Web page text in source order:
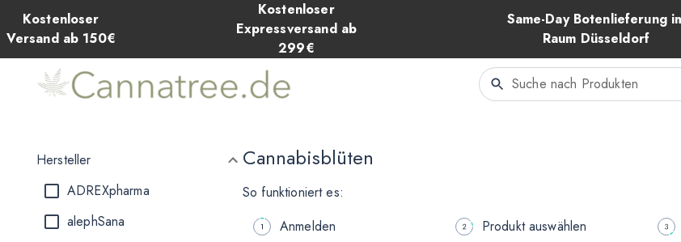
Kostenloser
Versand ab 150€
Kostenloser
Expressversand ab
299€
Same-Day Botenlieferung
Raum Düsseldorf
Hersteller
ADREXpharma
alephSana
Cannabisblüten
So funktioniert es:
Anmelden
Produkt auswählen